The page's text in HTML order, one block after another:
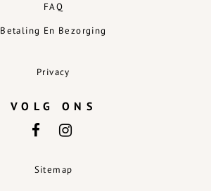
FAQ
Betaling En Bezorging
Privacy
VOLG ONS
Sitemap